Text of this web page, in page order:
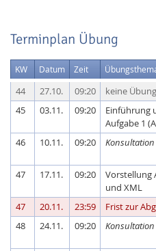
Terminplan Übung
KW Datum Zeit
44 27.10. 09:20
keine Übung
45
03.11. 09:20
Einführung
Aufgabe 1
46
10.11. 09:20
47
17.11. 09:20
Vorstellung
und XML
47
20.11. 23:59 Frist zur
48
24.11. 09:20